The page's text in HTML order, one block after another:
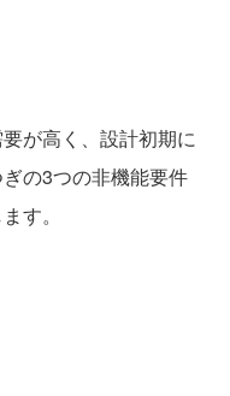
が高く、設計初期に
の3つの非機能要件
す。